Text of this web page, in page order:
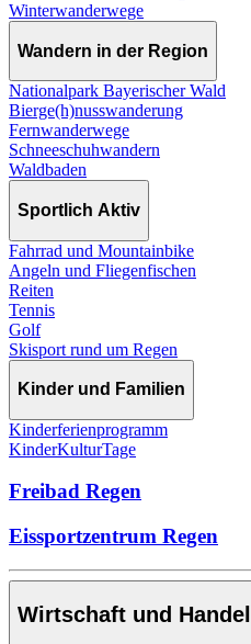
Winterwanderwege
Wandern in der Region
Nationalpark Bayerischer Wald
Bierge(h)nusswanderung
Fernwanderwege
Schneeschuhwandern
Waldbaden
Sportlich Aktiv
Fahrrad und Mountainbike
Angeln und Fliegenfischen
Reiten
Tennis
Golf
Skisport rund um Regen
Kinder und Familien
Kinderferienprogramm
KinderKulturTage
Freibad Regen
Eissportzentrum Regen
Wirtschaft und Handel